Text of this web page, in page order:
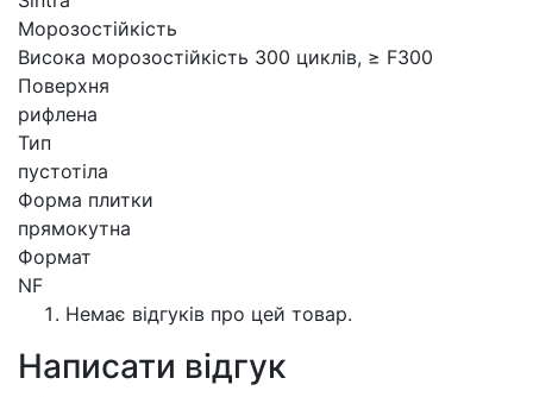
Морозостійкість
Висока морозостійкість 300 циклів, ≥ F300
Поверхня
рифлена
Тип
пустотіла
Форма плитки
прямокутна
Формат
NF
Немає відгуків про цей товар.
Написати відгук